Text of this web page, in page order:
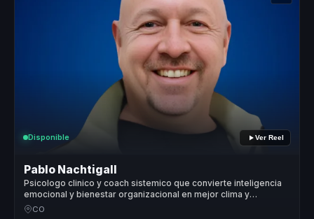
Disponible Ver Reel
Pablo Nachtigall
Psicologo clinico y coach sistemico que convierte inteligencia
emocional y bienestar organizacional en mejor clima y
desempeno para lideres y equipos.
CO